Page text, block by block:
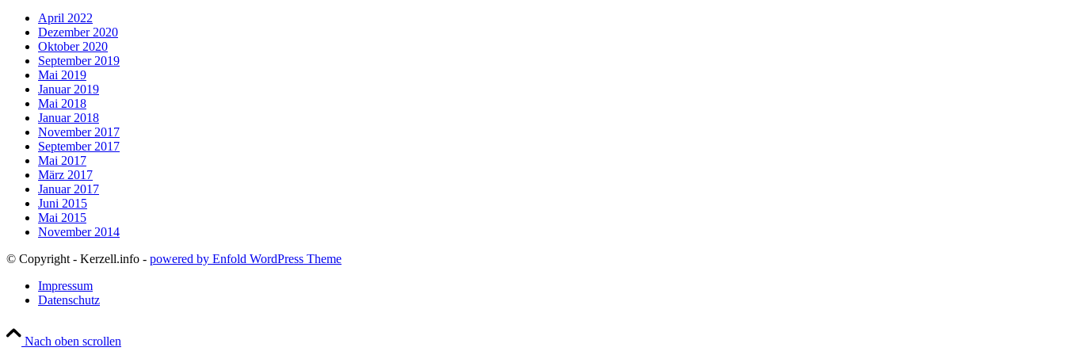
April 2022
Dezember 2020
Oktober 2020
September 2019
Mai 2019
Januar 2019
Mai 2018
Januar 2018
November 2017
September 2017
Mai 2017
März 2017
Januar 2017
Juni 2015
Mai 2015
November 2014
© Copyright - Kerzell.info - powered by Enfold WordPress Theme
Impressum
Datenschutz
Nach oben scrollen